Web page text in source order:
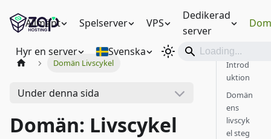
Allmänt Spelserver VPS
Dedikerad
server
Hyr en server Svenska
Domän Livscykel
Under denna sida
Domän: Livscykel
Introd
uktion
Domän
ens
livscyk
el steg